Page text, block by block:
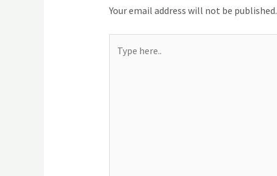
Your email address will not be published.
here..